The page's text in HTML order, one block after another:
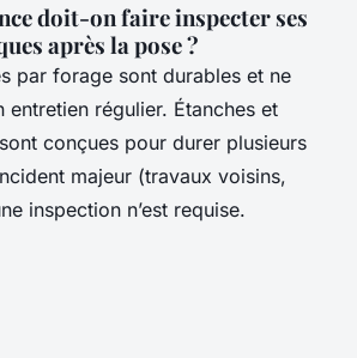
doit-on faire inspecter ses
après la pose ?
par forage sont durables et ne
entretien régulier. Étanches et
conçues pour durer plusieurs
majeur (travaux voisins,
inspection n’est requise.